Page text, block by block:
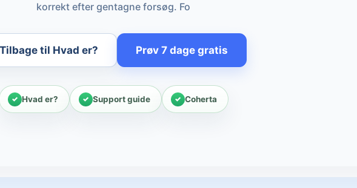
korrekt efter gentagne forsøg. Fo
Tilbage til Hvad er? Prøv 7 dage gratis
Hvad er? Support guide Coherta